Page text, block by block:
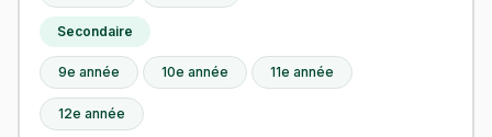
Secondaire
9e année 10e année 11e année
12e année